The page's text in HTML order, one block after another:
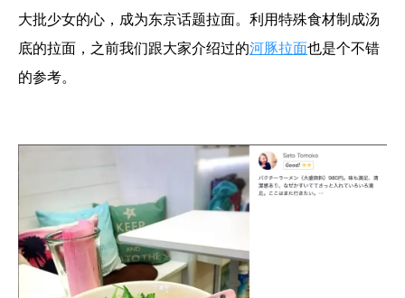
大批少女的心，成为东京话题拉面。利用特殊食材制成汤
底的拉面，之前我们跟大家介绍过的河豚拉面也是个不错
的参考。